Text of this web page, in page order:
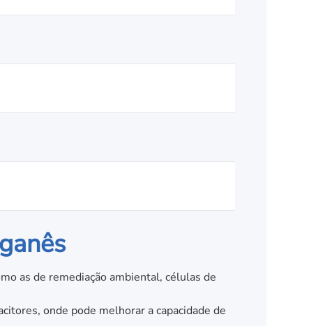
as de remediação ambiental, células de
onde pode melhorar a capacidade de